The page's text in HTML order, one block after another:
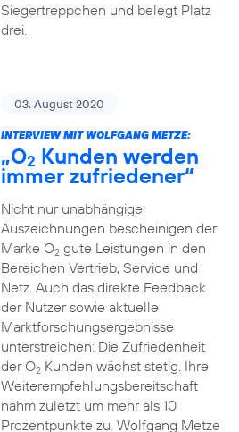
Siegertreppchen und belegt Platz
drei.
03. August 2020
INTERVIEW MIT WOLFGANG METZE:
„O2 Kunden werden
immer zufriedener“
Nicht nur unabhängige
Auszeichnungen bescheinigen der
Marke O2gute Leistungen in den
Bereichen Vertrieb, Service und
Netz. Auch das direkte Feedback
der Nutzer sowie aktuelle
Marktforschungsergebnisse
unterstreichen: Die Zufriedenheit
der O2Kunden wächst stetig. Ihre
Weiterempfehlungsbereitschaft
nahm zuletzt um mehr als 10
Prozentpunkte zu. Wolfgang Metze